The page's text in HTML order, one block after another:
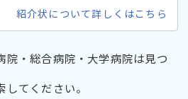
紹介状について詳しくはこちら
院・総合病院・大学病院は見つ
てください。